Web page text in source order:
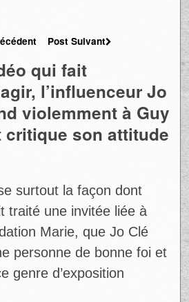
Post Suivant
qui fait
l’influenceur Jo
violemment à Guy
critique son attitude
surtout la façon dont
traité une invitée liée à
Marie, que Jo Clé
personne de bonne foi et
genre d’exposition